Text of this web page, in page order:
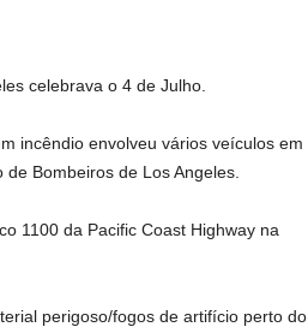
celebrava o 4 de Julho.
incêndio envolveu vários veículos em
Bombeiros de Los Angeles.
1100 da Pacific Coast Highway na
perigoso/fogos de artifício perto do